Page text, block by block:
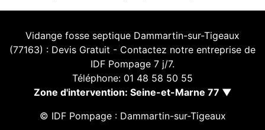
Vidange fosse septique Dammartin-sur-Tigeaux
(77163) : Devis Gratuit - Contactez notre entreprise de
IDF Pompage 7 j/7.
Téléphone: 01 48 58 50 55
Zone d'intervention: Seine-et-Marne 77 ▼
© IDF Pompage : Dammartin-sur-Tigeaux